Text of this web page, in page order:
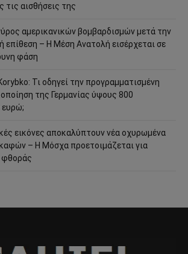
αισθήσεις της
αμερικανικών βομβαρδισμών μετά την
επίθεση – Η Μέση Ανατολή εισέρχεται σε
φάση
Τι οδηγεί την προγραμματισμένη
της Γερμανίας ύψους 800
ευρώ;
εικόνες αποκαλύπτουν νέα οχυρωμένα
– Η Μόσχα προετοιμάζεται για
φθοράς